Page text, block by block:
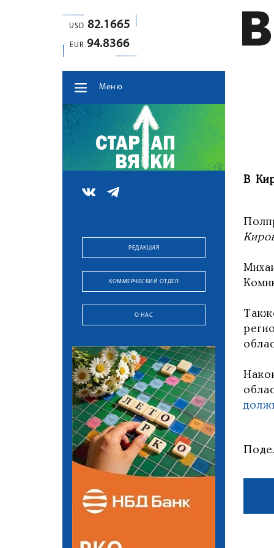
USD 82.1665
EUR 94.8366
Меню
РЕДАКЦИЯ
КОММЕРЧЕСКИЙ ОТДЕЛ
О НАС
В